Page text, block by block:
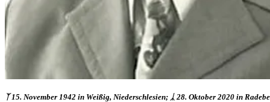
ᛉ 15. November 1942 in Weißig, Niederschlesien; ᛣ 28. Oktober 2020 in